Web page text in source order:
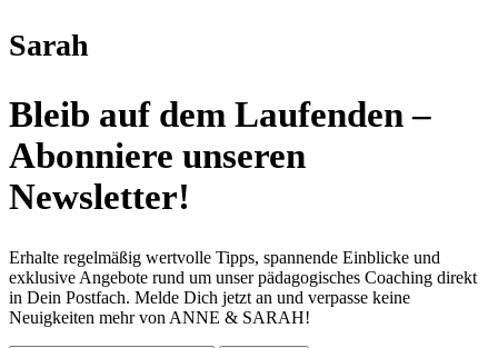
Sarah
Bleib auf dem Laufenden –
Abonniere unseren
Newsletter!
Erhalte regelmäßig wertvolle Tipps, spannende Einblicke und
exklusive Angebote rund um unser pädagogisches Coaching direkt
in Dein Postfach. Melde Dich jetzt an und verpasse keine
Neuigkeiten mehr von ANNE & SARAH!